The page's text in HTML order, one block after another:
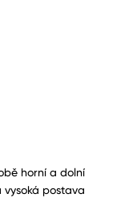
horní a dolní
vysoká postava